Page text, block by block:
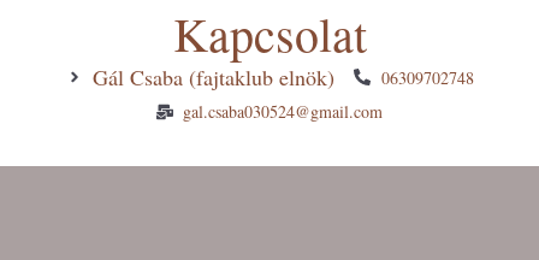
Kapcsolat
Gál Csaba (fajtaklub elnök)
06309702748
gal.csaba030524@gmail.com